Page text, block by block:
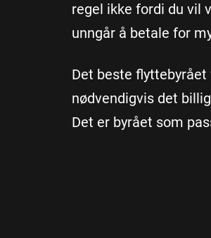
regel ikke fordi du vil
unngår å betale for
Det beste flyttebyrået
nødvendigvis det
Det er byrået som